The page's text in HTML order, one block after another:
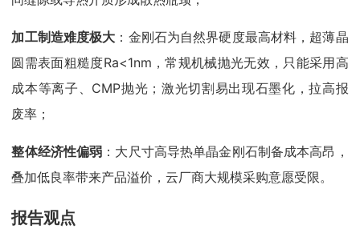
加工制造难度极大 ：金刚石为自然界硬度最高材料，超薄晶
圆需表面粗糙度Ra<1nm，常规机械抛光无效，只能采用高
成本等离子、CMP抛光；激光切割易出现石墨化，拉高报
废率；
整体经济性偏弱 ：大尺寸高导热单晶金刚石制备成本高昂，
叠加低良率带来产品溢价，云厂商大规模采购意愿受限。
报告观点